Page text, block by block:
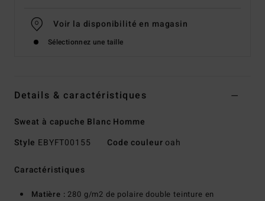
Voir la disponibilité en magasin
Sélectionnez une taille
Details & caractéristiques
Sweat à capuche Blanc Homme
Style EBYFT00155 Code couleur oah
Caractéristiques
Matière : 280 g/m2 de polaire double teinture en